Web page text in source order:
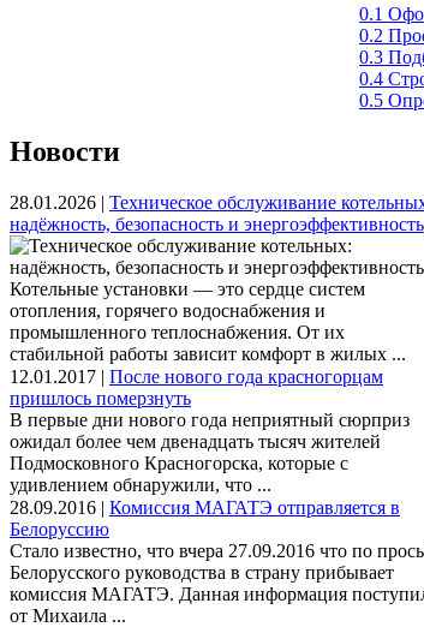
0.1
0.2
0.3
0.4
0.5
Новости
28.01.2026 | Техническое обслуживание
надёжность, безопасность и энергоэффективность
Котельные установки — это сердце систем
отопления, горячего водоснабжения и
промышленного теплоснабжения. От их
стабильной работы зависит комфорт в жилых ...
12.01.2017 | После нового года красногорцам
пришлось померзнуть
В первые дни нового года неприятный сюрприз
ожидал более чем двенадцать тысяч жителей
Подмосковного Красногорска, которые с
удивлением обнаружили, что ...
28.09.2016 | Комиссия МАГАТЭ отправляется в
Белоруссию
Стало известно, что вчера 27.09.2016 что по
Белорусского руководства в страну прибывает
комиссия МАГАТЭ. Данная информация
от Михаила ...